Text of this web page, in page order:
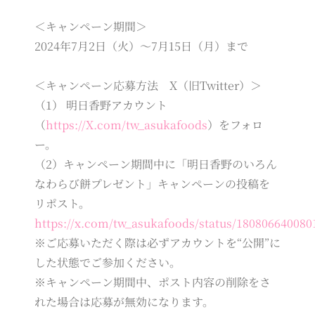
＜キャンペーン期間＞
2024年7月2日（火）～7月15日（月）まで
＜キャンペーン応募方法 X（旧Twitter）＞
（1） 明日香野アカウント
（https://X.com/tw_asukafoods）をフォロ
ー。
（2）キャンペーン期間中に「明日香野のいろん
なわらび餅プレゼント」キャンペーンの投稿を
リポスト。
https://x.com/tw_asukafoods/status/
※ご応募いただく際は必ずアカウントを“公開”に
した状態でご参加ください。
※キャンペーン期間中、ポスト内容の削除をさ
れた場合は応募が無効になります。